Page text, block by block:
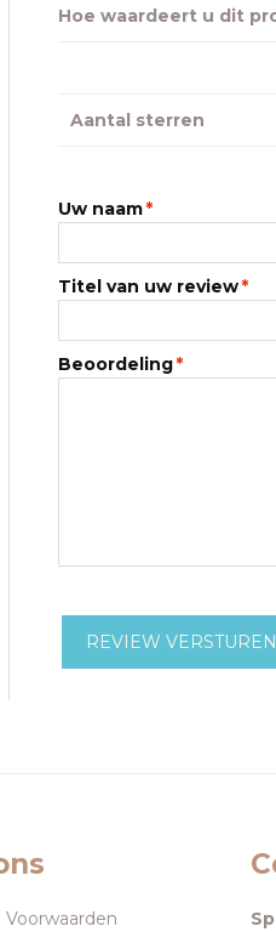
Hoe waardeert u dit
Aantal sterren
*
Uw naam
*
Titel van uw review
*
Beoordeling
REVIEW VERSTUREN